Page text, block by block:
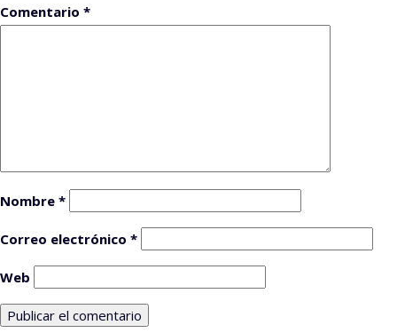
Comentario *
Nombre *
Correo electrónico *
Web